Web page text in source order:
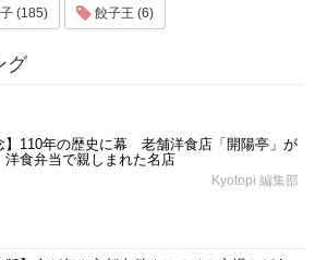
(185) 餃子王 (6)
グ
】110年の歴史に幕 老舗洋食店「開陽亭」が
食弁当で親しまれた名店
Kyotopi 編集部